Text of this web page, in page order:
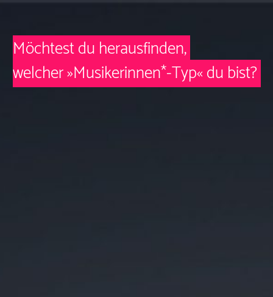
Möchtest du herausfinden,
welcher »Musikerinnen*-Typ« du bist?